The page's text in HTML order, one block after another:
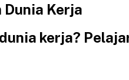
Kerja
kerja?